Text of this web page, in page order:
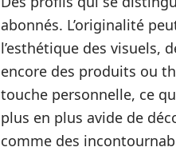
abonnés. L’originalité
l’esthétique des visuels,
encore des produits ou
touche personnelle, ce
plus en plus avide de
comme des